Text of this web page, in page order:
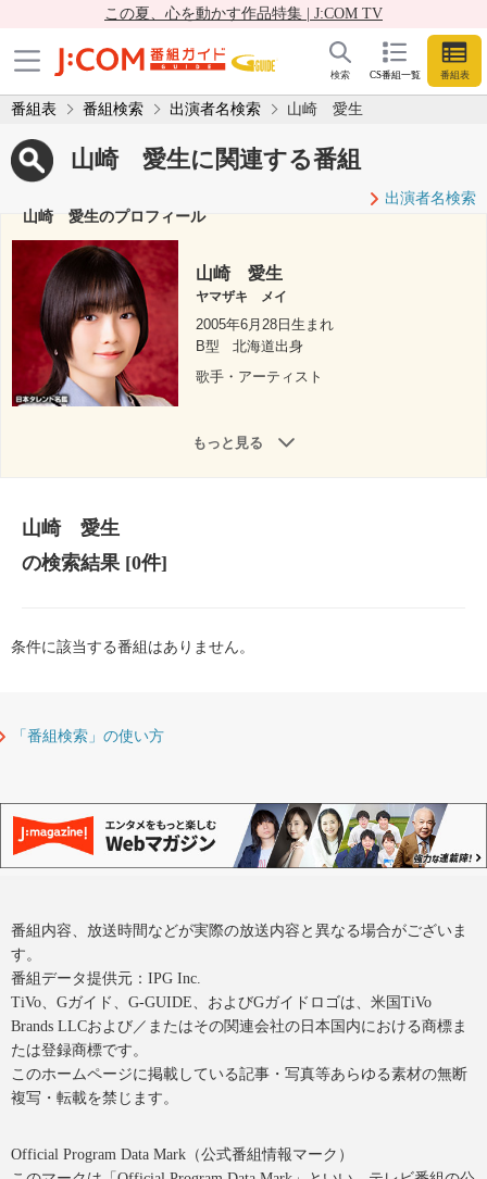
この夏、心を動かす作品特集 | J:COM TV
CS番組一覧 番組表
検索
番組表 番組検索 出演者名検索 山崎 愛生
山崎 愛生に関連する番組
出演者名検索
山崎 愛生のプロフィール
山崎 愛生
ヤマザキ メイ
2005年6月28日生まれ
B型
北海道出身
歌手・アーティスト
もっと見る
山崎 愛生
の検索結果[0件]
条件に該当する番組はありません。
「番組検索」の使い方
番組内容、放送時間などが実際の放送内容と異なる場合がございま
す。
番組データ提供元：IPG Inc.
TiVo、Gガイド、G-GUIDE、およびGガイドロゴは、米国TiVo
Brands LLCおよび／またはその関連会社の日本国内における商標ま
たは登録商標です。
このホームページに掲載している記事・写真等あらゆる素材の無断
複写・転載を禁じます。
Official Program Data Mark（公式番組情報マーク）